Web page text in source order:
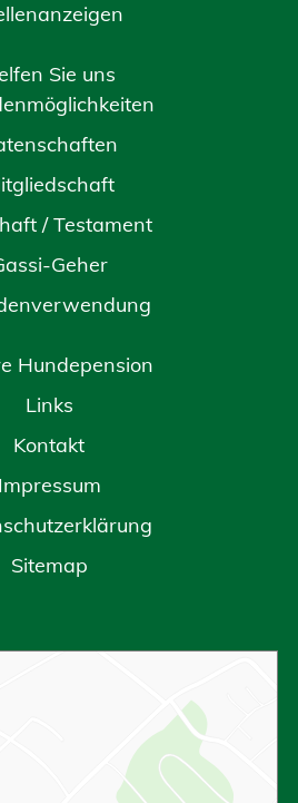
Sie uns
/ Testament
Geher
Hundepension
Links
Kontakt
Impressum
Sitemap